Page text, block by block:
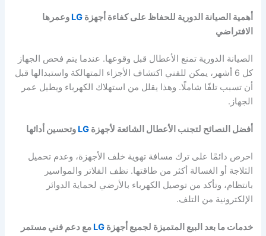
أهمية الصيانة الدورية للحفاظ على كفاءة أجهزةLG وعمرها
الافتراضي
الصيانة الدورية تمنع الأعطال قبل وقوعها. عندما يتم فحص الجهاز
كل 6 أشهر، يمكن للفني اكتشاف الأجزاء المتهالكة واستبدالها قبل
أن تسبب تلفًا شاملًا. وهذا يقلل من استهلاك الكهرباء ويطيل عمر
الجهاز.
أفضل النصائح لتجنب الأعطال الشائعة لأجهزةLG وتحسين أدائها
احرص دائمًا على ترك مسافة تهوية خلف الأجهزة، وعدم تحميل
الثلاجة أو الغسالة أكثر من طاقتها. نظف الفلاتر والمواسير
بانتظام، وتأكد من توصيل الكهرباء بالأرضي لحماية الدوائر
الإلكترونية من التلف.
خدمات ما بعد البيع المتميزة لجميع أجهزةLG مع دعم فني مستمر